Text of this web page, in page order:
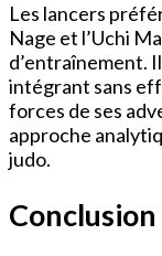
Les lancers
Nage et l’Uchi
d’entraînement.
intégrant sans
forces de ses
approche
judo.
Conclusion